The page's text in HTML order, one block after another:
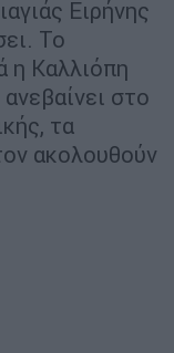
Ειρήνης
Το
η Καλλιόπη
στο
τα
ακολουθούν